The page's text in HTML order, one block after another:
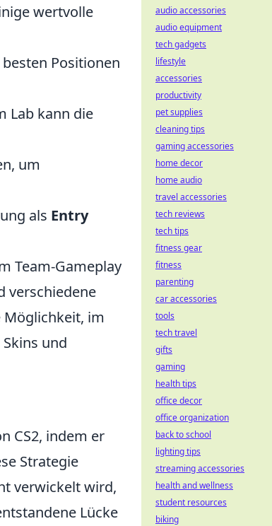
wertvolle
Positionen
Lab kann die
um
als Entry
Team-Gameplay
verschiedene
Möglichkeit, im
und
CS2, indem er
Strategie
verwickelt wird,
Lücke
audio accessories
audio equipment
tech gadgets
lifestyle
accessories
productivity
pet supplies
cleaning tips
gaming accessories
home decor
home audio
travel accessories
tech reviews
tech tips
fitness gear
fitness
parenting
car accessories
tools
tech travel
gifts
gaming
health tips
office decor
office organization
back to school
lighting tips
streaming accessories
health and wellness
student resources
biking